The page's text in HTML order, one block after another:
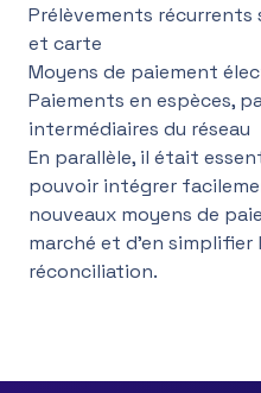
Prélèvements récurrents
et carte
Moyens de paiement
Paiements en espèces,
intermédiaires du réseau
En parallèle, il était
pouvoir intégrer
nouveaux moyens de
marché et d’en
réconciliation.